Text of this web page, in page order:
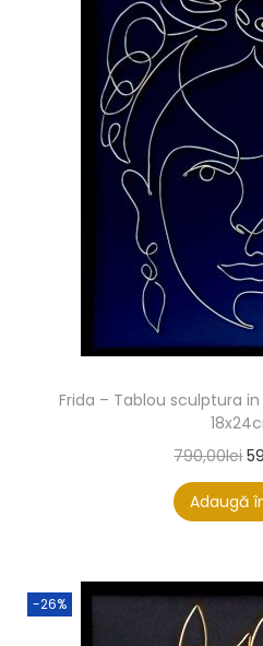
Frida – Tablou sculptura
790,00lei
Adaugă
-26%